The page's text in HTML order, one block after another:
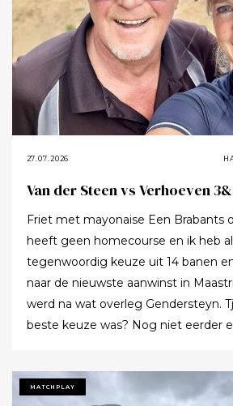
27.07.2026
Van der Steen vs Verhoeven
Friet met mayonaise Een Brabants onderonsje. Henri
heeft geen homecourse en ik heb
tegenwoordig keuze uit 14 banen
naar de nieuwste aanwinst in
werd na wat overleg Gendersteyn. Tja, of dit nou de
beste keuze was? Nog niet eerder een baan gezien
voor meer banen? Ze hebben echt
MATCHPLAY